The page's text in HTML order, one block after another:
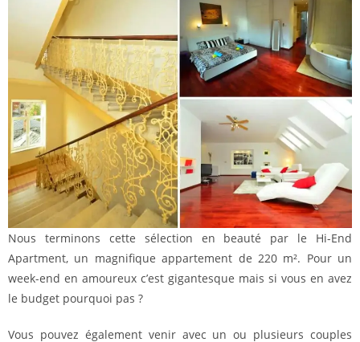
Nous terminons cette sélection en beauté par le Hi-End
Apartment, un magnifique appartement de 220 m². Pour un
week-end en amoureux c’est gigantesque mais si vous en avez
le budget pourquoi pas ?
Vous pouvez également venir avec un ou plusieurs couples